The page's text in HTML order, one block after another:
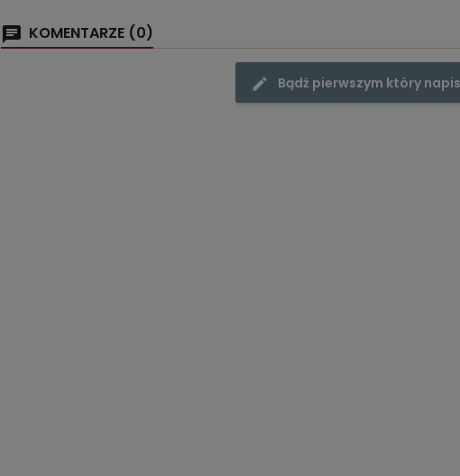
KOMENTARZE (0)
Bądź pierwszym który